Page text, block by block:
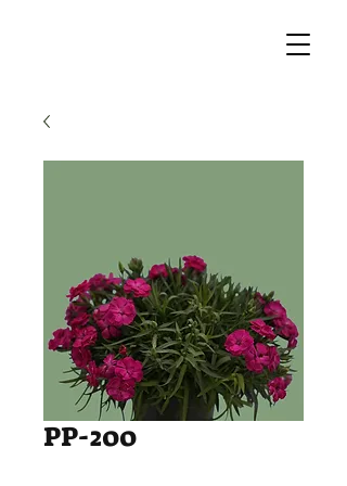
PP-200